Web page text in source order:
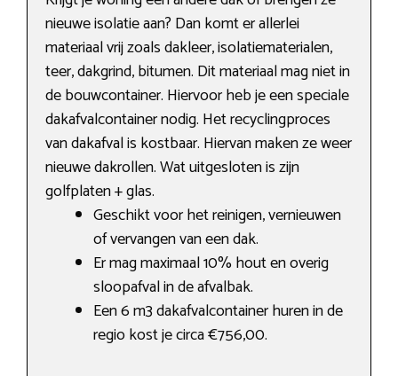
nieuwe isolatie aan? Dan komt er allerlei
materiaal vrij zoals dakleer, isolatiematerialen,
teer, dakgrind, bitumen. Dit materiaal mag niet in
de bouwcontainer. Hiervoor heb je een speciale
dakafvalcontainer nodig. Het recyclingproces
van dakafval is kostbaar. Hiervan maken ze weer
nieuwe dakrollen. Wat uitgesloten is zijn
golfplaten + glas.
Geschikt voor het reinigen, vernieuwen
of vervangen van een dak.
Er mag maximaal 10% hout en overig
sloopafval in de afvalbak.
Een 6 m3 dakafvalcontainer huren in de
regio kost je circa €756,00.